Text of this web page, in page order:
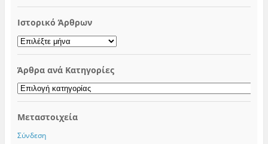
Ιστορικό Άρθρων
Ιστορικό
Άρθρων
Άρθρα ανά Κατηγορίες
Άρθρα
ανά
Μεταστοιχεία
Σύνδεση